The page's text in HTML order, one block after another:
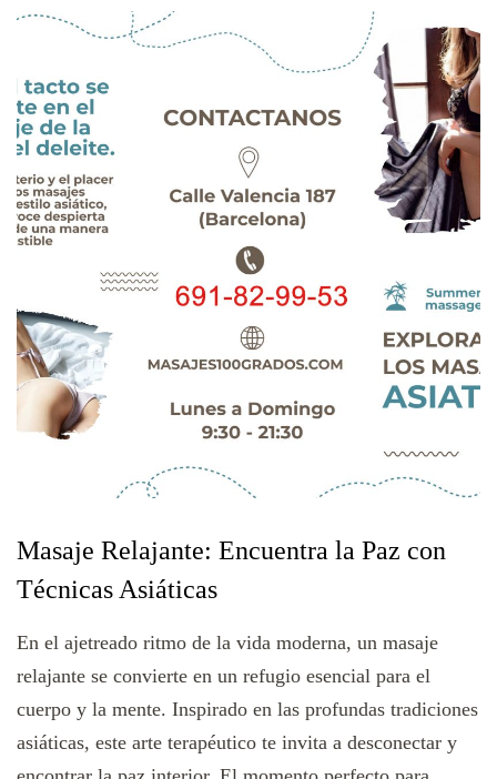
Masaje Relajante: Encuentra la Paz con
Técnicas Asiáticas
En el ajetreado ritmo de la vida moderna, un masaje
relajante se convierte en un refugio esencial para el
cuerpo y la mente. Inspirado en las profundas tradiciones
asiáticas, este arte terapéutico te invita a desconectar y